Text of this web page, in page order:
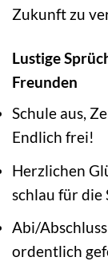
Zukunft zu
Lustige
Freunden
Schule aus,
Endlich frei!
Herzlichen
schlau für die
Abi/
ordentlich